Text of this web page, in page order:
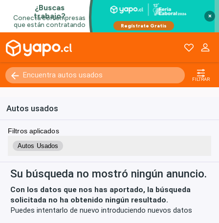
×
FILTRAR
Autos usados
Filtros aplicados
Autos Usados
Su búsqueda no mostró ningún anuncio.
Con los datos que nos has aportado, la búsqueda
solicitada no ha obtenido ningún resultado.
Puedes intentarlo de nuevo introduciendo nuevos datos
Kilómetros 0 - 250000+